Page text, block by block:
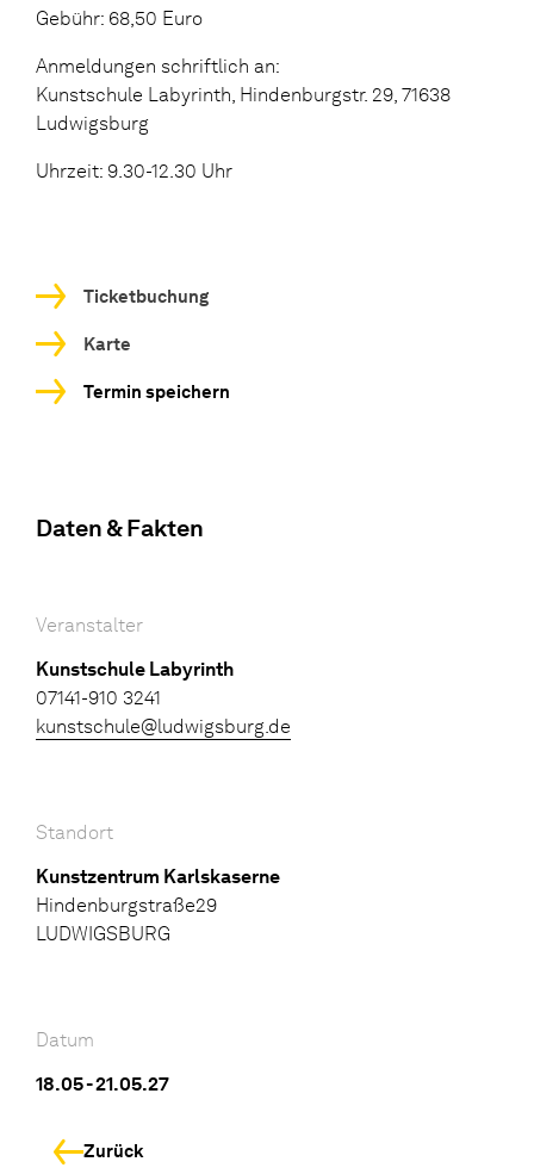
Gebühr: 68,50 Euro
Anmeldungen schriftlich an:
Kunstschule Labyrinth, Hindenburgstr. 29, 71638
Ludwigsburg
Uhrzeit: 9.30-12.30 Uhr
Ticketbuchung
Karte
Termin speichern
Daten & Fakten
Veranstalter
Kunstschule Labyrinth
07141-910 3241
kunstschule@ludwigsburg.de
Standort
Kunstzentrum Karlskaserne
Hindenburgstraße29
LUDWIGSBURG
Datum
18.05 - 21.05.27
Zurück